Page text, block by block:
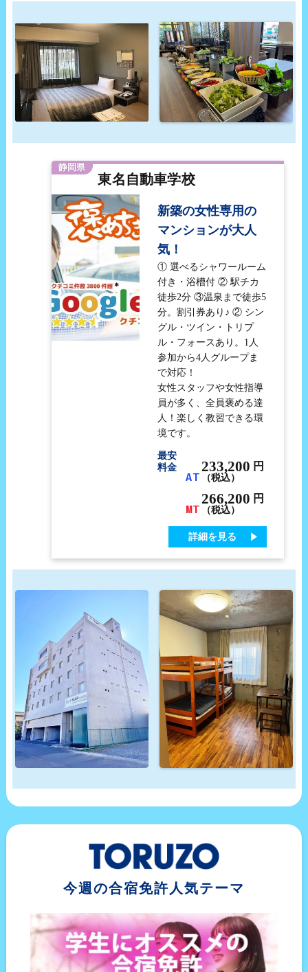
静岡県
東名自動車学校
新築の女性専用の
マンションが大人
気！
① 選べるシャワールーム
付き・浴槽付 ② 駅チカ
徒歩2分 ③温泉まで徒歩5
分。割引券あり♪ ② シン
グル・ツイン・トリプ
ル・フォースあり。1人
参加から4人グループま
で対応！
女性スタッフや女性指導
員が多く、全員褒める達
人！楽しく教習できる環
境です。
最安
料金
AT
233,200 円
（税込）
MT
266,200 円
（税込）
詳細を見る
今週の合宿免許人気テーマ